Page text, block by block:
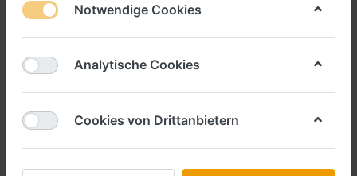
1-12 von 130
sie aber innerhalb von wenigen Tagen besorgen,
soweit bei Herpa verfügbar.
Notwendige Cookies
Analytische Cookies
Cookies von Drittanbietern